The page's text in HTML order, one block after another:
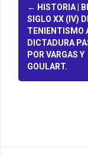
P
t
← HISTORIA |
SIGLO XX (IV)
TENIENTISMO
DICTADURA
POR VARGAS Y
GOULART.